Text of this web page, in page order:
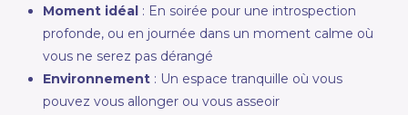
Moment idéal : En soirée pour une introspection
profonde, ou en journée dans un moment calme où
vous ne serez pas dérangé
Environnement : Un espace tranquille où vous
pouvez vous allonger ou vous asseoir